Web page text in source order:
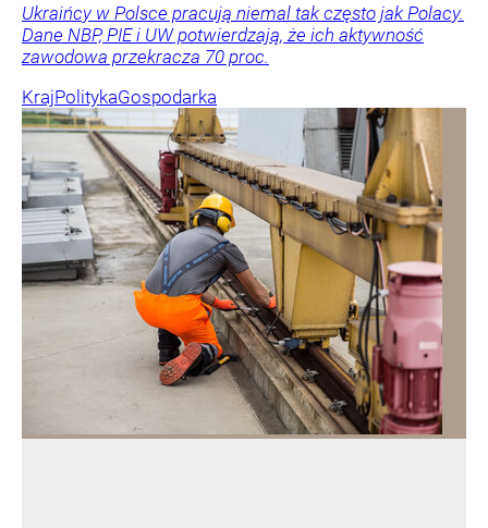
Ukraińcy w Polsce pracują niemal tak często jak Polacy.
Dane NBP, PIE i UW potwierdzają, że ich aktywność
zawodowa przekracza 70 proc.
KrajPolitykaGospodarka